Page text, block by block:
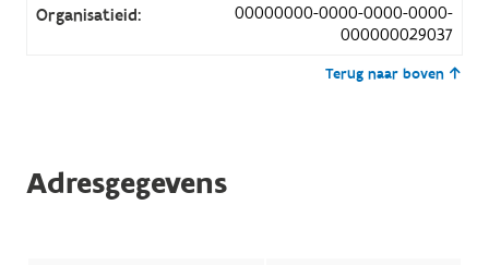
Organisatieid:
00000000-0000-0000-0000-
000000029037
Terug naar boven
Adresgegevens